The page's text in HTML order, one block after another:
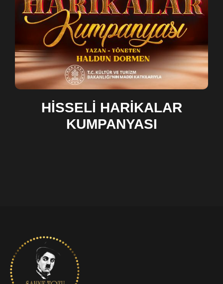
HİSSELİ HARİKALAR
KUMPANYASI